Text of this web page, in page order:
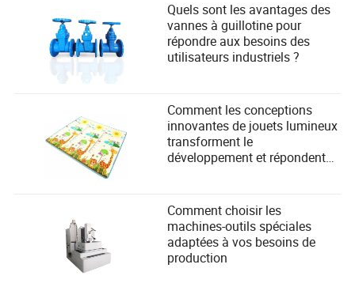
Quels sont les avantages des
vannes à guillotine pour
répondre aux besoins des
utilisateurs industriels ?
Comment les conceptions
innovantes de jouets lumineux
transforment le
développement et répondent
Comment choisir les
machines-outils spéciales
adaptées à vos besoins de
production